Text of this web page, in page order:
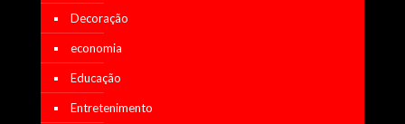
Decoração
economia
Educação
Entretenimento